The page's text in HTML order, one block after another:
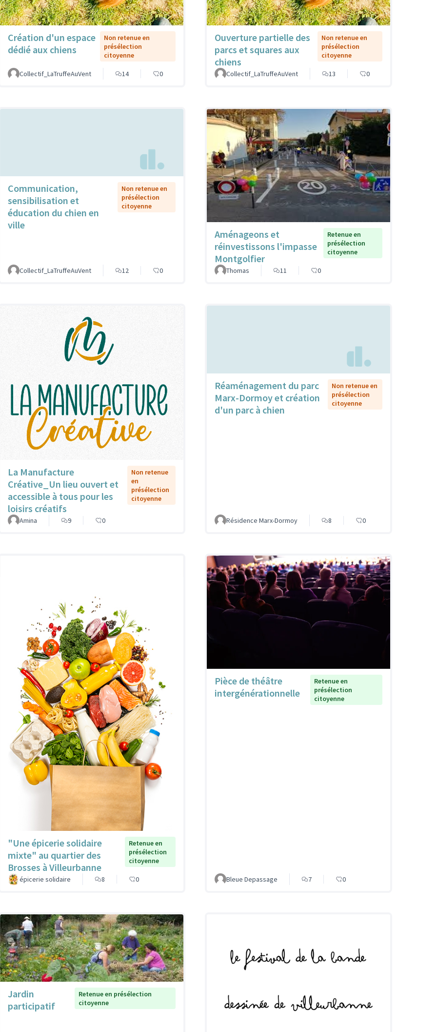
Création d'un espace
dédié aux chiens
Non retenue en
présélection
citoyenne
Collectif_LaTruffeAuVent 14 0
Ouverture partielle des
parcs et squares aux
chiens
Non retenue en
présélection
citoyenne
Collectif_LaTruffeAuVent 13 0
Communication,
sensibilisation et
éducation du chien en
ville
Non retenue en
présélection
citoyenne
Collectif_LaTruffeAuVent 12 0
Aménageons et
réinvestissons l'impasse
Montgolfier
Retenue en
présélection
citoyenne
Thomas 11 0
La Manufacture
Créative_Un lieu ouvert et
accessible à tous pour les
loisirs créatifs
Non retenue
en
présélection
citoyenne
Amina 9 0
Réaménagement du parc
Marx-Dormoy et création
d'un parc à chien
Non retenue en
présélection
citoyenne
Résidence Marx-Dormoy 8 0
"Une épicerie solidaire
mixte" au quartier des
Brosses à Villeurbanne
Retenue en
présélection
citoyenne
épicerie solidaire 8 0
Pièce de théâtre
intergénérationnelle
Retenue en
présélection
citoyenne
Bleue Depassage 7 0
Jardin
participatif
Retenue en présélection
citoyenne